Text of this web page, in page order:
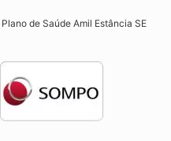
Plano de Saúde Amil Estância SE